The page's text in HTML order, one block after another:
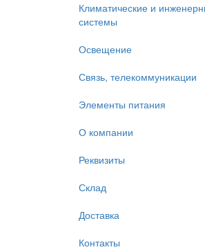
Климатические и
системы
Освещение
Связь, телекоммуникации
Элементы питания
О компании
Реквизиты
Склад
Доставка
Контакты